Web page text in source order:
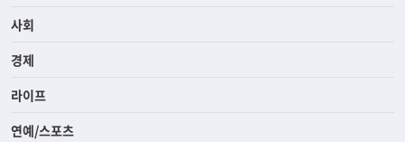
사회
경제
라이프
연예/스포츠